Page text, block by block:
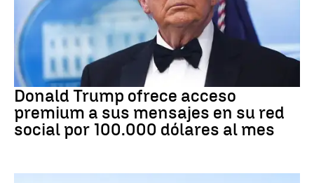
DONALD TRUMP
Donald Trump ofrece acceso
premium a sus mensajes en su red
social por 100.000 dólares al mes